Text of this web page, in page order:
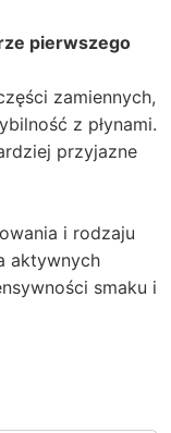
pierwszego
zamiennych,
z płynami.
przyjazne
i rodzaju
aktywnych
smaku i